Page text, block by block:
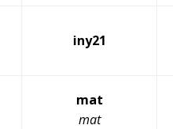
iny21
mat
mat